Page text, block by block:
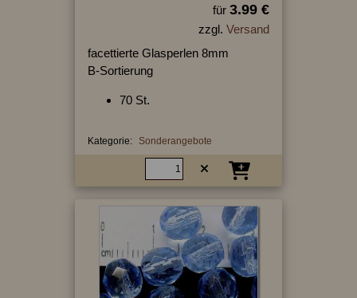
für 3.99 €
zzgl. Versand
facettierte Glasperlen 8mm
B-Sortierung
70 St.
Kategorie: Sonderangebote